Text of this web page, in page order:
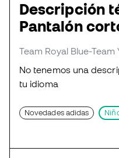
Descripción
Pantalón
Team Royal Blue-Team
No tenemos una
tu idioma
Novedades adidas